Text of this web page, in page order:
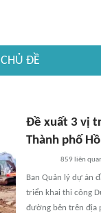
CHỦ ĐỀ
Đề xuất 3 vị
Thành phố
859 liên
Ban Quản lý dự án
triển khai thi công
đường bên trên địa